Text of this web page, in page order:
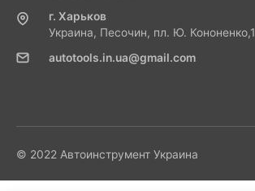
г. Харьков
Украина, Песочин, пл. Ю. Кононенко,1
autotools.in.ua@gmail.com
© 2022 Автоинструмент Украина